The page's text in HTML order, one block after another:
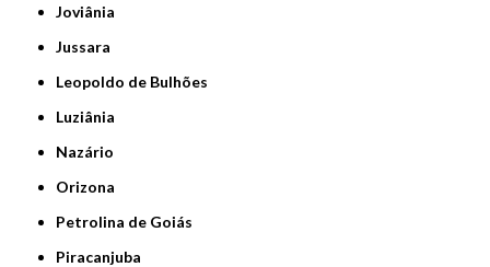
Joviânia
Jussara
Leopoldo de Bulhões
Luziânia
Nazário
Orizona
Petrolina de Goiás
Piracanjuba